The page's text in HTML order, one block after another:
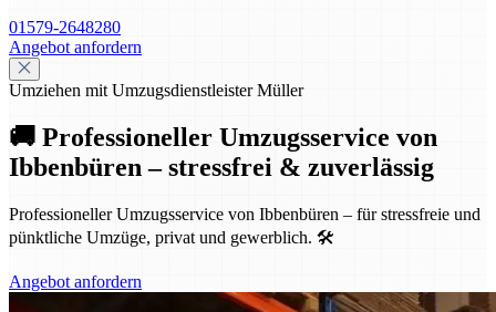
01579-2648280
Angebot anfordern
Umziehen mit Umzugsdienstleister Müller
🚚 Professioneller Umzugsservice von
Ibbenbüren – stressfrei & zuverlässig
Professioneller Umzugsservice von Ibbenbüren – für stressfreie und
pünktliche Umzüge, privat und gewerblich. 🛠️
Angebot anfordern